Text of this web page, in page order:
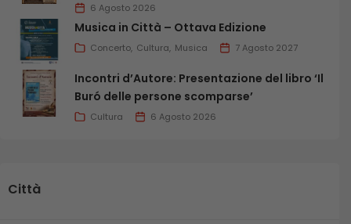
6 Agosto 2026
Musica in Città – Ottava Edizione
Concerto Cultura Musica 7 Agosto 2027
Incontri d’Autore: Presentazione del libro ‘Il
Buró delle persone scomparse’
Cultura 6 Agosto 2026
Città